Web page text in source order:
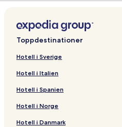
Toppdestinationer
Hotell i Sverige
Hotell i Italien
Hotell i Spanien
Hotell i Norge
Hotell i Danmark